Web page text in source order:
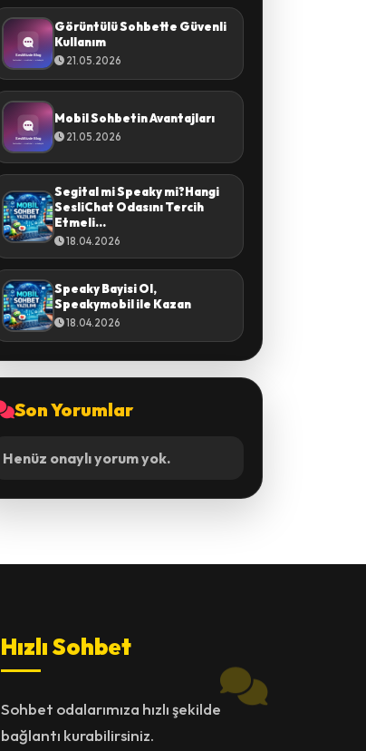
Görüntülü Sohbette Güvenli
Kullanım
21.05.2026
Mobil Sohbetin Avantajları
21.05.2026
Segital mi Speaky mi?Hangi
SesliChat Odasını Tercih
Etmeli...
18.04.2026
Speaky Bayisi Ol,
Speakymobil ile Kazan
18.04.2026
Son Yorumlar
Henüz onaylı yorum yok.
Hızlı Sohbet
Sohbet odalarımıza hızlı şekilde
bağlantı kurabilirsiniz.